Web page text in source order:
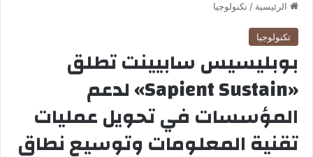
الرئيسية / تكنولوجيا
تكنولوجيا
بوبليسيس سابيينت تطلق
«Sapient Sustain» لدعم
المؤسسات في تحويل عمليات
تقنية المعلومات وتوسيع نطاق